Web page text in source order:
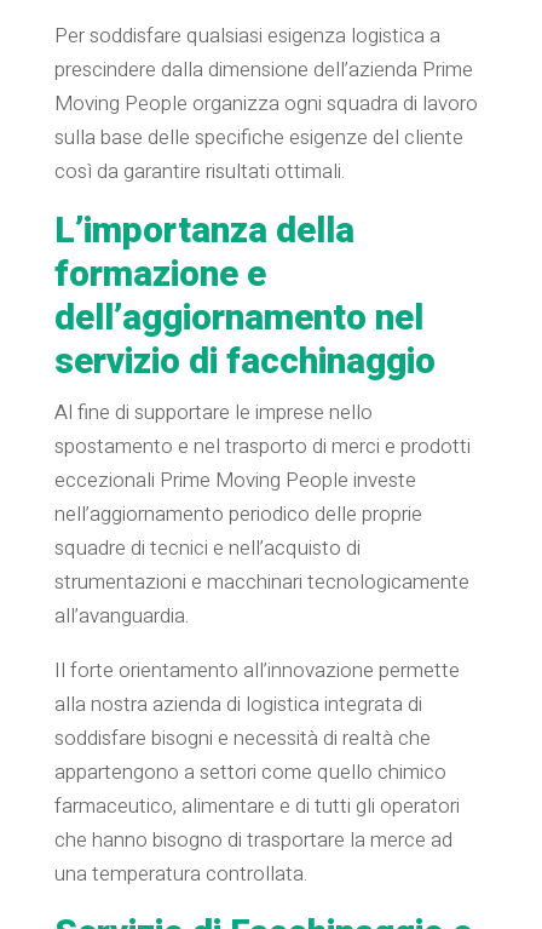
Per soddisfare qualsiasi esigenza logistica a
prescindere dalla dimensione dell’azienda Prime
Moving People organizza ogni squadra di lavoro
sulla base delle specifiche esigenze del cliente
così da garantire risultati ottimali.
L’importanza della
formazione e
dell’aggiornamento nel
servizio di facchinaggio
Al fine di supportare le imprese nello
spostamento e nel trasporto di merci e prodotti
eccezionali Prime Moving People investe
nell’aggiornamento periodico delle proprie
squadre di tecnici e nell’acquisto di
strumentazioni e macchinari tecnologicamente
all’avanguardia.
Il forte orientamento all’innovazione permette
alla nostra azienda di logistica integrata di
soddisfare bisogni e necessità di realtà che
appartengono a settori come quello chimico
farmaceutico, alimentare e di tutti gli operatori
che hanno bisogno di trasportare la merce ad
una temperatura controllata.